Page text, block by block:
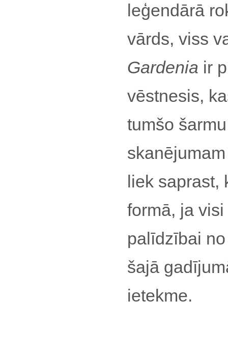
leģendārā
vārds, viss
Gardenia ir
vēstnesis,
tumšo
liek saprast,
formā, ja
palīdzībai
šajā
ietekme.